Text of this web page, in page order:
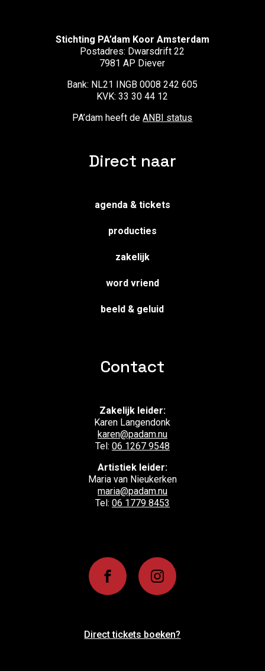
Stichting PA’dam Koor Amsterdam
Postadres: Dwarsdrift 22
7981 AP Diever
Bank: NL21 INGB 0008 242 605
KVK: 33 30 44 12
PA’dam heeft deANBI status
Direct naar
agenda & tickets
producties
zakelijk
word vriend
beeld & geluid
Contact
Zakelijk leider:
Karen Langendonk
karen@padam.nu
Tel: 06 1267 9548
Artistiek leider:
Maria van Nieukerken
maria@padam.nu
Tel: 06 1779 8453
Direct tickets boeken?